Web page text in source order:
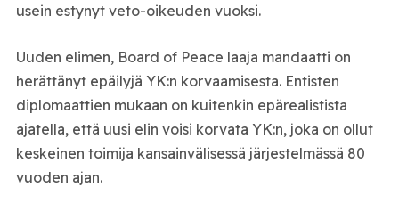
usein estynyt veto-oikeuden vuoksi.
Uuden elimen, Board of Peace laaja mandaatti on
herättänyt epäilyjä YK:n korvaamisesta. Entisten
diplomaattien mukaan on kuitenkin epärealistista
ajatella, että uusi elin voisi korvata YK:n, joka on ollut
keskeinen toimija kansainvälisessä järjestelmässä 80
vuoden ajan.